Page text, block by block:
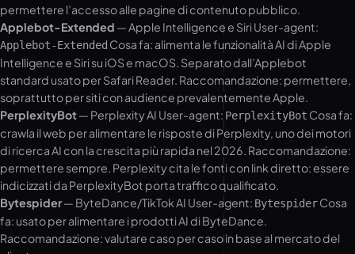
permettere l’accesso alle pagine di contenuto pubblico.
Applebot-Extended — Apple Intelligence e Siri User-agent:
Applebot-Extended Cosa fa: alimenta le funzionalità AI di Apple
Intelligence e Siri su iOS e macOS. Separato dall’Applebot
standard usato per Safari Reader. Raccomandazione: permettere,
soprattutto per siti con audience prevalentemente Apple.
PerplexityBot— Perplexity AI User-agent:PerplexityBot Cosa fa:
crawla il web per alimentare le risposte di Perplexity, uno dei motori
di ricerca AI con la crescita più rapida nel 2026. Raccomandazione:
permettere sempre. Perplexity cita le fonti con link diretto: essere
indicizzati da PerplexityBot porta traffico qualificato.
Bytespider— ByteDance/TikTok AI User-agent: BytespiderCosa
fa: usato per alimentare i prodotti AI di ByteDance.
Raccomandazione: valutare caso per caso in base al mercato del